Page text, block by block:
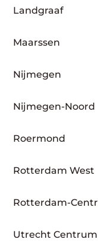
Landgraaf
Maarssen
Nijmegen
Nijmegen-Noord
Roermond
Rotterdam West
Rotterdam-
Utrecht Centrum